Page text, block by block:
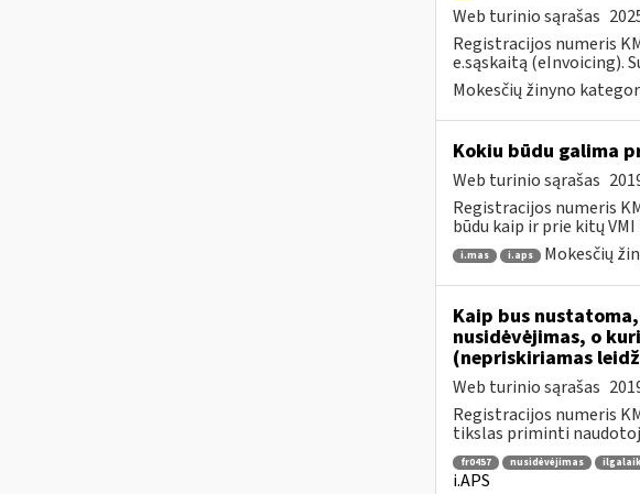
Web turinio sąrašas
Registracijos numeris
e.sąskaitą (eInvoicing).
Mokesčių žinyno
Kokiu būdu galima
Web turinio sąrašas
Registracijos numeris
būdu kaip ir prie kitų
i.mas i.aps Mokesčių
Kaip bus
nusidėvėjimas, o
(nepriskiriamas
Web turinio sąrašas
Registracijos numeris
tikslas priminti
fr0457 nusidėvėjimas
i.APS